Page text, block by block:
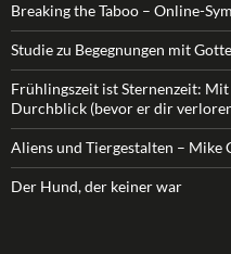
Breaking the Taboo – Online-
Studie zu Begegnungen mit
Frühlingszeit ist Sternenzeit:
Durchblick (bevor er dir
Aliens und Tiergestalten – Mike
Der Hund, der keiner war